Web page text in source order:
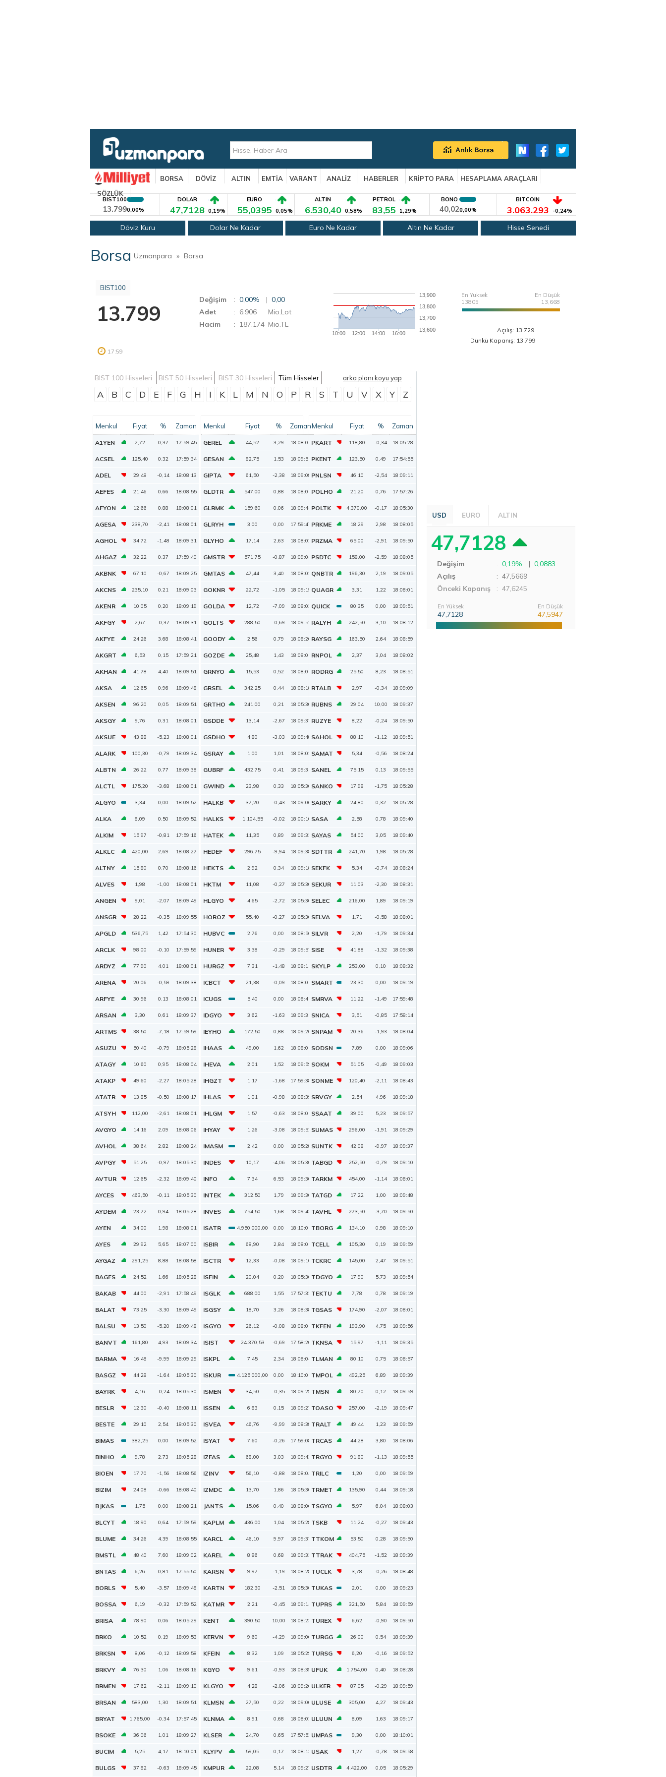
BORSA DÖVİZ ALTIN EMTİA VARANT ANALİZ HABERLER KRİPTO PARA
HESAPLAMA ARAÇLARI
SÖZLÜK
BIST100
13.7990,00%
DOLAR
47,7128 0,19%
EURO
55,0395 0,05%
ALTIN
6.530,40 0,58%
PETROL
83,55 1,29%
BONO
40,020,00%
BITCOIN
3.063.293 -0,24%
Döviz Kuru Dolar Ne Kadar Euro Ne Kadar Altın Ne Kadar Hisse Senedi
Borsa Uzmanpara » Borsa
BIST100
13.799
Değişim : 0,00% | 0,00
Adet
: 6.906
Mio.Lot
Hacim
: 187.174 Mio.TL
10:00 12:00 14:00 16:00
13,600
13,700
13,800
13,900
En Yüksek
13805
En Düşük
13,668
Açılış: 13.729
Dünkü Kapanış: 13.799
17:59
BIST 100 Hisseleri BIST 50 Hisseleri BIST 30 Hisseleri Tüm Hisseler arka planı koyu yap
A B C D E F G H I K L M N O P R S T U V X Y Z
Menkul Fiyat % Zaman
A1YEN 2,72 0,37 17:59:45
ACSEL 125,40 0,32 17:59:34
ADEL 29,48 -0,14 18:08:13
AEFES 21,46 0,66 18:08:55
AFYON 12,66 0,88 18:08:01
AGESA 238,70 -2,41 18:08:01
AGHOL 34,72 -1,48 18:09:31
AHGAZ 32,22 0,37 17:59:40
AKBNK 67,10 -0,67 18:09:25
AKCNS 235,10 0,21 18:09:03
AKENR 10,05 0,20 18:09:19
AKFGY 2,67 -0,37 18:09:31
AKFYE 24,26 3,68 18:08:41
AKGRT 6,53 0,15 17:59:21
AKHAN 41,78 4,40 18:09:51
AKSA 12,65 0,96 18:09:48
AKSEN 96,20 0,05 18:09:51
AKSGY 9,76 0,31 18:08:01
AKSUE 43,88 -5,23 18:08:01
ALARK 100,30 -0,79 18:09:34
ALBTN 26,22 0,77 18:09:38
ALCTL 175,20 -3,68 18:08:01
ALGYO 3,34 0,00 18:09:52
ALKA 8,09 0,50 18:09:52
ALKIM 15,97 -0,81 17:59:16
ALKLC 420,00 2,69 18:08:27
ALTNY 15,80 0,70 18:08:16
ALVES 1,98 -1,00 18:08:01
ANGEN 9,01 -2,07 18:09:49
ANSGR 28,22 -0,35 18:09:55
APGLD 536,75 1,42 17:54:30
ARCLK 98,00 -0,10 17:59:59
ARDYZ 77,90 4,01 18:08:01
ARENA 20,06 -0,59 18:09:38
ARFYE 30,96 0,13 18:08:01
ARSAN 3,30 0,61 18:09:37
ARTMS 38,50 -7,18 17:59:59
ASUZU 50,40 -0,79 18:05:28
ATAGY 10,60 0,95 18:08:04
ATAKP 49,60 -2,27 18:05:28
ATATR 13,85 -0,50 18:08:17
ATSYH 112,00 -2,61 18:08:01
AVGYO 14,16 2,09 18:08:06
AVHOL 38,64 2,82 18:08:24
AVPGY 51,25 -0,97 18:05:30
AVTUR 12,65 -2,32 18:09:40
AYCES 463,50 -0,11 18:05:30
AYDEM 23,72 0,94 18:05:28
AYEN 34,00 1,98 18:08:01
AYES 29,92 5,65 18:07:00
AYGAZ 291,25 8,88 18:08:58
BAGFS 24,52 1,66 18:05:28
BAKAB 44,00 -2,91 17:58:49
BALAT 73,25 -3,30 18:09:49
BALSU 13,50 -5,20 18:09:48
BANVT 161,80 4,93 18:09:34
BARMA 16,48 -9,99 18:09:29
BASGZ 44,28 -1,64 18:05:30
BAYRK 4,16 -0,24 18:05:30
BESLR 12,30 -0,40 18:08:11
BESTE 29,10 2,54 18:05:30
BIMAS 382,25 0,00 18:09:52
BINHO 9,78 2,73 18:05:28
BIOEN 17,70 -1,56 18:08:56
BIZIM 24,08 -0,66 18:08:40
BJKAS 1,75 0,00 18:08:21
BLCYT 18,90 0,64 17:59:59
BLUME 34,26 4,39 18:08:55
BMSTL 48,40 7,60 18:09:02
BNTAS 6,26 0,81 17:55:50
BORLS 5,40 -3,57 18:09:48
BOSSA 6,19 -0,32 17:59:52
BRISA 78,90 0,06 18:05:29
BRKO 10,52 0,19 18:09:53
BRKSN 8,06 -0,12 18:09:58
BRKVY 76,30 1,06 18:08:16
BRMEN 17,62 -2,11 18:09:10
BRSAN 583,00 1,30 18:09:51
BRYAT 1.765,00 -0,34 17:57:45
BSOKE 36,06 1,01 18:09:27
BUCIM 5,25 4,17 18:10:01
BULGS 37,82 -0,63 18:09:45
Menkul Fiyat % Zaman
GEREL 44,52 3,29 18:08:01
GESAN 82,75 1,53 18:09:51
GIPTA 61,50 -2,38 18:09:08
GLDTR 547,00 0,88 18:08:01
GLRMK 159,60 0,06 18:09:44
GLRYH 3,00 0,00 17:59:47
GLYHO 17,14 2,63 18:08:02
GMSTR 571,75 -0,87 18:09:04
GMTAS 47,44 3,40 18:08:02
GOKNR 22,72 -1,05 18:09:19
GOLDA 12,72 -7,09 18:08:03
GOLTS 288,50 -0,69 18:09:52
GOODY 2,56 0,79 18:08:26
GOZDE 25,48 1,43 18:08:01
GRNYO 15,53 0,52 18:08:01
GRSEL 342,25 0,44 18:08:18
GRTHO 241,00 0,21 18:05:30
GSDDE 13,14 -2,67 18:09:37
GSDHO 4,80 -3,03 18:09:48
GSRAY 1,00 1,01 18:08:02
GUBRF 432,75 0,41 18:09:35
GWIND 23,98 0,33 18:05:30
HALKB 37,20 -0,43 18:09:06
HALKS 1.104,55 -0,02 18:00:10
HATEK 11,35 0,89 18:09:32
HEDEF 296,75 -9,94 18:09:38
HEKTS 2,92 0,34 18:09:18
HKTM 11,08 -0,27 18:05:30
HLGYO 4,65 -2,72 18:05:30
HOROZ 55,40 -0,27 18:05:30
HUBVC 2,76 0,00 18:08:56
HUNER 3,38 -0,29 18:09:57
HURGZ 7,31 -1,48 18:08:15
ICBCT 21,38 -0,09 18:08:01
ICUGS 5,40 0,00 18:08:41
IDGYO 3,62 -1,63 18:09:35
IEYHO 172,50 0,88 18:09:20
IHAAS 49,00 1,62 18:08:01
IHEVA 2,01 1,52 18:09:59
IHGZT 1,17 -1,68 17:59:38
IHLAS 1,01 -0,98 18:08:39
IHLGM 1,57 -0,63 18:08:01
IHYAY 1,26 -3,08 18:09:52
IMASM 2,42 0,00 18:05:28
INDES 10,17 -4,06 18:05:30
INFO 7,34 6,53 18:09:30
INTEK 312,50 1,79 18:09:30
INVES 754,50 1,68 18:09:43
ISATR 4.950.000,00 0,00 18:10:01
ISBIR 68,90 2,84 18:08:01
ISCTR 12,33 -0,08 18:09:10
ISFIN 20,04 0,20 18:05:30
ISGLK 688,00 1,55 17:57:32
ISGSY 18,70 3,26 18:08:38
ISGYO 26,12 -0,08 18:08:01
ISIST 24.370,53 -0,69 17:58:20
ISKPL 7,45 2,34 18:08:04
ISKUR 4.125.000,00 0,00 18:10:01
ISMEN 34,50 -0,35 18:09:29
ISSEN 6,83 0,15 18:09:27
ISVEA 46,76 -9,99 18:08:38
ISYAT 7,60 -0,26 17:59:08
IZFAS 68,00 3,03 18:09:43
IZINV 56,10 -0,88 18:08:04
IZMDC 13,70 1,86 18:05:30
JANTS 15,06 0,40 18:08:06
KAPLM 436,00 1,04 18:05:28
KARCL 46,10 9,97 18:09:37
KAREL 8,86 0,68 18:09:33
KARSN 9,97 -1,19 18:08:28
KARTN 182,30 -2,51 18:05:30
KATMR 2,21 -0,45 18:09:14
KENT 390,50 10,00 18:08:23
KERVN 9,60 -4,29 18:09:06
KFEIN 8,32 1,09 18:05:29
KGYO 9,61 -0,93 18:08:39
KLGYO 4,28 -2,06 18:09:26
KLMSN 27,50 0,22 18:09:00
KLNMA 8,91 0,68 18:08:02
KLSER 24,70 0,65 17:57:53
KLYPV 59,05 0,17 18:08:13
KMPUR 22,08 5,14 18:09:27
Menkul Fiyat % Zaman
PKART 118,80 -0,34 18:05:28
PKENT 123,50 0,49 17:54:55
PNLSN 46,10 -2,54 18:09:11
POLHO 21,20 0,76 17:57:26
POLTK 4.370,00 -0,17 18:05:30
PRKME 18,29 2,98 18:08:05
PRZMA 65,00 -2,91 18:09:50
PSDTC 158,00 -2,59 18:08:05
QNBTR 196,30 2,19 18:09:05
QUAGR 3,31 1,22 18:08:01
QUICK 80,35 0,00 18:09:51
RALYH 242,50 3,10 18:08:12
RAYSG 163,50 2,64 18:08:59
RNPOL 2,37 3,04 18:08:02
RODRG 25,50 8,23 18:08:51
RTALB 2,97 -0,34 18:09:09
RUBNS 29,04 10,00 18:09:37
RUZYE 8,22 -0,24 18:09:50
SAHOL 88,10 -1,12 18:09:51
SAMAT 5,34 -0,56 18:08:24
SANEL 75,15 0,13 18:09:55
SANKO 17,98 -1,75 18:05:28
SARKY 24,80 0,32 18:05:28
SASA 2,58 0,78 18:09:40
SAYAS 54,00 3,05 18:09:40
SDTTR 241,70 1,98 18:05:28
SEKFK 5,34 -0,74 18:08:24
SEKUR 11,03 -2,30 18:08:31
SELEC 216,00 1,89 18:09:19
SELVA 1,71 -0,58 18:08:01
SILVR 2,20 -1,79 18:09:34
SISE 41,88 -1,32 18:09:38
SKYLP 253,00 0,10 18:08:32
SMART 23,30 0,00 18:09:19
SMRVA 11,22 -1,49 17:59:48
SNICA 3,51 -0,85 17:58:14
SNPAM 20,36 -1,93 18:08:04
SODSN 7,89 0,00 18:09:06
SOKM 51,05 -0,49 18:09:03
SONME 120,40 -2,11 18:08:43
SRVGY 2,54 4,96 18:09:18
SSAAT 39,00 5,23 18:09:57
SUMAS 296,00 -1,91 18:09:29
SUNTK 42,08 -9,97 18:09:37
TABGD 252,50 -0,79 18:09:10
TARKM 454,00 -1,14 18:08:01
TATGD 17,22 1,00 18:09:48
TAVHL 273,50 -3,70 18:09:50
TBORG 134,10 0,98 18:09:10
TCELL 105,30 0,19 18:09:59
TCKRC 145,00 2,47 18:09:51
TDGYO 17,90 5,73 18:09:54
TEKTU 7,78 0,78 18:09:19
TGSAS 174,90 -2,07 18:08:01
TKFEN 193,90 4,75 18:09:56
TKNSA 15,97 -1,11 18:09:35
TLMAN 80,10 0,75 18:08:57
TMPOL 492,25 6,89 18:09:39
TMSN 80,70 0,12 18:09:59
TOASO 257,00 -2,19 18:09:47
TRALT 49,44 1,23 18:09:59
TRCAS 44,28 3,80 18:08:06
TRGYO 91,80 -1,13 18:09:55
TRILC 1,20 0,00 18:09:59
TRMET 135,90 0,44 18:09:18
TSGYO 5,97 6,04 18:08:03
TSKB 11,24 -0,27 18:09:43
TTKOM 53,50 0,28 18:09:50
TTRAK 404,75 -1,52 18:09:39
TUCLK 3,78 -0,26 18:08:48
TUKAS 2,01 0,00 18:09:23
TUPRS 321,50 5,84 18:09:59
TUREX 6,62 -0,90 18:09:50
TURGG 26,00 0,54 18:09:39
TURSG 6,20 -0,16 18:09:52
UFUK 1.754,00 0,40 18:08:28
ULKER 87,05 -0,29 18:09:59
ULUSE 305,00 4,27 18:09:43
ULUUN 8,09 1,63 18:09:17
UMPAS 9,30 0,00 18:10:01
USAK 1,27 -0,78 18:09:58
USDTR 4.422,00 0,05 18:05:29
USD EURO ALTIN
47,7128
Değişim : 0,19% | 0,0883
Açılış
: 47,5669
Önceki Kapanış
: 47,6245
En Yüksek
47,7128
En Düşük
47,5947